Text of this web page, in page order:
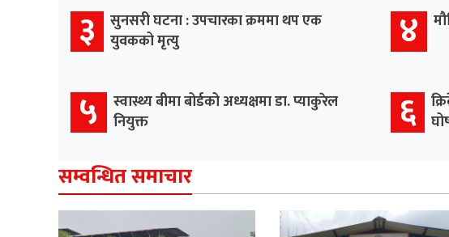
३
सुनसरी घटना : उपचारका क्रममा थप एक
युवकको मृत्यु
४
५
स्वास्थ्य बीमा बोर्डको अध्यक्षमा डा. प्याकुरेल
नियुक्त
६
सम्वन्धित समाचार